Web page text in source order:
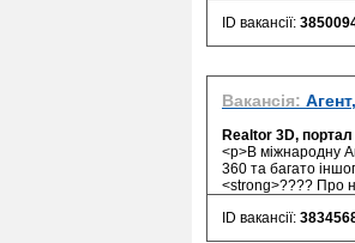
ID вакансії:
Вакансія:
Realtor 3D,
<p>В міжнародну
360 та багато
<strong>??‍?? Про
ID вакансії: